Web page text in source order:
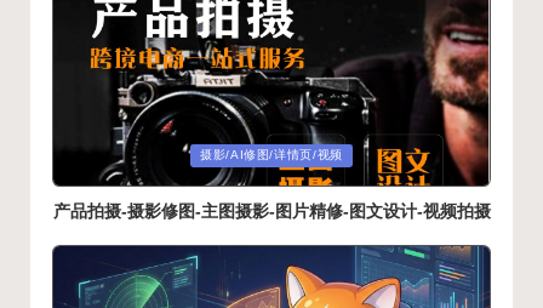
摄影/AI修图/详情页/视频
产品拍摄-摄影修图-主图摄影-图片精修-图文设计-视频拍摄